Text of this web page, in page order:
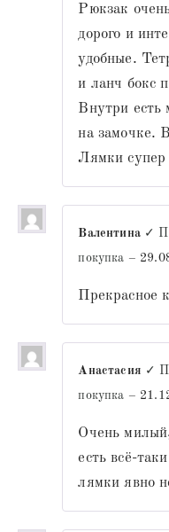
Рюкзак
дорого и
удобные.
и ланч бокс
Внутри есть
на замочке.
Лямки супер
Валентина ✓
покупка –
Прекрасное
Анастасия ✓
покупка –
Очень
есть всё-
лямки явно